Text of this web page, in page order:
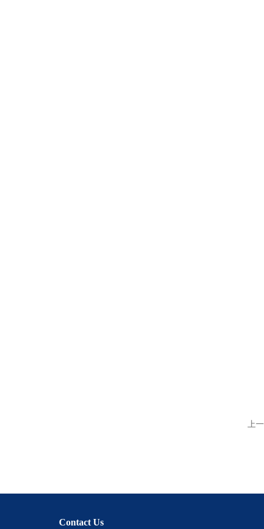
上
Contact Us